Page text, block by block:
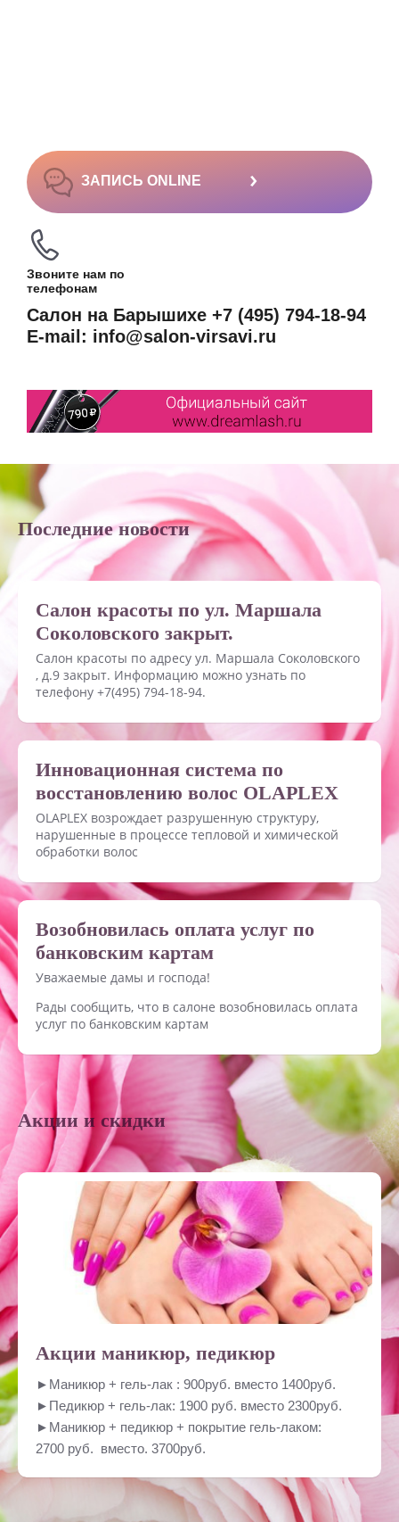
ЗАПИСЬ ONLINE ›
Звоните нам по
телефонам
Салон на Барышихе +7 (495) 794-18-94
E-mail: info@salon-virsavi.ru
Последние новости
Салон красоты по ул. Маршала
Соколовского закрыт.
Салон красоты по адресу ул. Маршала Соколовского
, д.9 закрыт. Информацию можно узнать по
телефону +7(495) 794-18-94.
Инновационная система по
восстановлению волос OLAPLEX
OLAPLEX возрождает разрушенную структуру,
нарушенные в процессе тепловой и химической
обработки волос
Возобновилась оплата услуг по
банковским картам
Уважаемые дамы и господа!
Рады сообщить, что в салоне возобновилась оплата
услуг по банковским картам
Акции и скидки
Акции маникюр, педикюр
►Маникюр + гель-лак : 900руб. вместо 1400руб.
►Педикюр + гель-лак: 1900 руб. вместо 2300руб.
►Маникюр + педикюр + покрытие гель-лаком:
2700 руб. вместо. 3700руб.